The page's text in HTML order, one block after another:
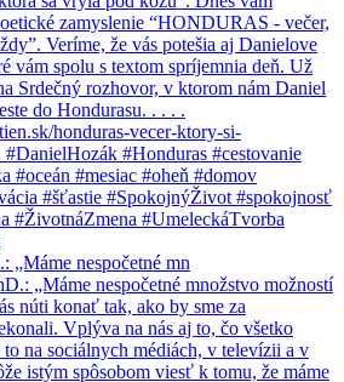
„Máme nespočetné mn